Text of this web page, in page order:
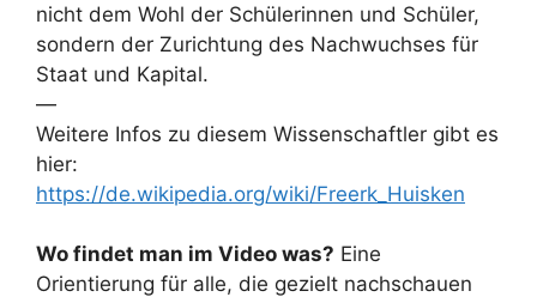
nicht dem Wohl der Schülerinnen und Schüler,
sondern der Zurichtung des Nachwuchses für
Staat und Kapital.
—
Weitere Infos zu diesem Wissenschaftler gibt es
hier:
https://de.wikipedia.org/wiki/Freerk_Huisken
Wo findet man im Video was? Eine
Orientierung für alle, die gezielt nachschauen